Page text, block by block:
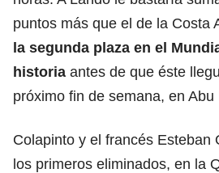
puntos más que el de la Costa
la segunda plaza en el
historia antes de que éste
próximo fin de semana, en Abu
Colapinto y el francés Esteban
los primeros eliminados, en la